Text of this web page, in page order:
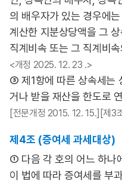
의 배우자가 있는 경우에
계산한 지분상당액을 그
직계비속 또는 그 직계비
<개정 2025. 12. 23 .>
③ 제1항에 따른 상속세는
거나 받을 재산을 한도로
[전문개정 2015. 12. 15.][제3
제4조 (증여세 과세대상)
① 다음 각 호의 어느 하나
이 법에 따라 증여세를 부